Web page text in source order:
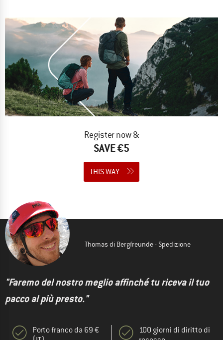
Register now &
SAVE €5
THIS WAY
Thomas di Bergfreunde - Spedizione
"Faremo del nostro meglio affinché tu riceva il tuo
pacco al più presto."
Porto franco da 69 €
100 giorni di diritto di